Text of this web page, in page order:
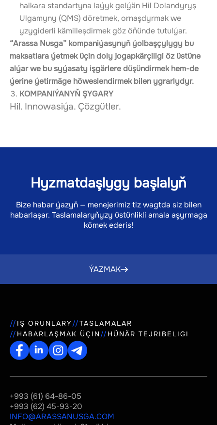
halkara standartyna laýyk gelýän Hil Dolandyryş
Ulgamyny (QMS) döretmek, ornaşdyrmak we
yzygiderli kämilleşdirmek göz öňünde tutulýar.
“Arassa Nusga” kompaniýasynyň ýolbaşçylygy bu
maksatlara ýetmek üçin doly jogapkärçiligi öz üstüne
alýar we bu syýasaty işgärlere düşündirmek hem-de
ýerine ýetirmäge höweslendirmek bilen ygrarlydyr.
KOMPANIÝANYŇ ŞYGARY
Hil. Innowasiýa. Çözgütler.
Hyzmatdaşlygy başlalyň
Bize habar ýazyň — menejerimiz tiz wagtda siz bilen
habarlaşar. Taslamalaryňyzy üstünlikli amala aşyrmaga
kömek ederis!
ÝAZMAK
IŞ ORUNLARY
TASLAMALAR
HABARLAŞMAK ÜÇIN
HÜNÄR TEJRIBELIGI
+993 (61) 64-86-05
+993 (62) 45-93-20
INFO@ARASSANUSGA.COM